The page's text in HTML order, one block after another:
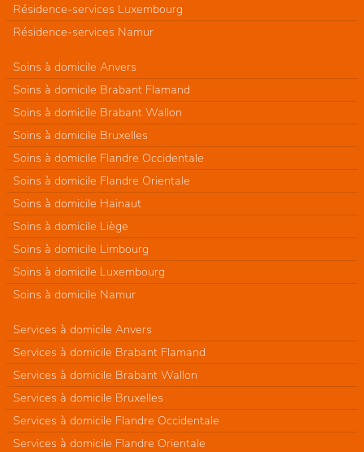
Résidence-services Luxembourg
Résidence-services Namur
Soins à domicile Anvers
Soins à domicile Brabant Flamand
Soins à domicile Brabant Wallon
Soins à domicile Bruxelles
Soins à domicile Flandre Occidentale
Soins à domicile Flandre Orientale
Soins à domicile Hainaut
Soins à domicile Liège
Soins à domicile Limbourg
Soins à domicile Luxembourg
Soins à domicile Namur
Services à domicile Anvers
Services à domicile Brabant Flamand
Services à domicile Brabant Wallon
Services à domicile Bruxelles
Services à domicile Flandre Occidentale
Services à domicile Flandre Orientale